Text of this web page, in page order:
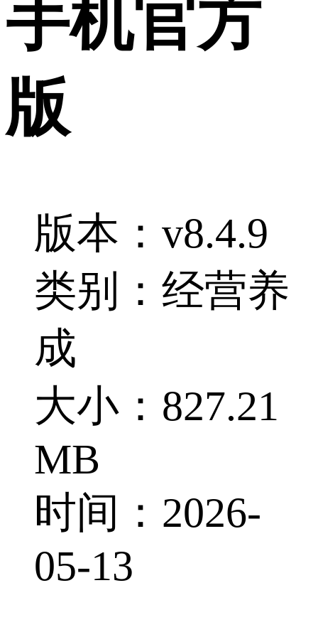
手机官方
版
版本：v8.4.9
类别：经营养
成
大小：827.21
MB
时间：2026-
05-13